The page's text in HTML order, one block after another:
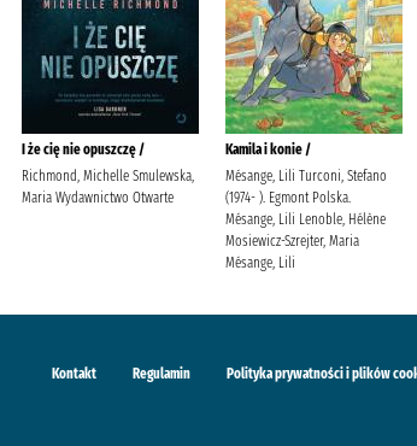
I że cię nie opuszczę /
Richmond, Michelle Smulewska,
Maria Wydawnictwo Otwarte
Kamila i konie /
Mésange, Lili Turconi, Stefano
(1974- ). Egmont Polska.
Mésange, Lili Lenoble, Hélène
Mosiewicz-Szrejter, Maria
Mésange, Lili
Kontakt Regulamin Polityka prywatności i plików